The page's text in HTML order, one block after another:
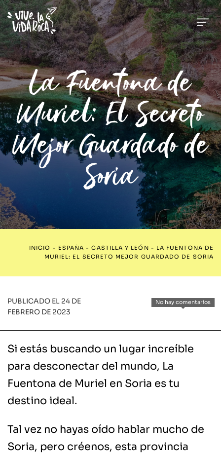
La Fuentona de
Muriel: El Secreto
Mejor Guardado de
Soria
INICIO - ESPAÑA -CASTILLA Y LEÓN - LA FUENTONA DE
MURIEL: EL SECRETO MEJOR GUARDADO DE SORIA
No hay comentarios
PUBLICADO EL 24 DE
FEBRERO DE 2023
Si estás buscando un lugar increíble
para desconectar del mundo, La
Fuentona de Muriel en Soria es tu
destino ideal.
Tal vez no hayas oído hablar mucho de
Soria, pero créenos, esta provincia